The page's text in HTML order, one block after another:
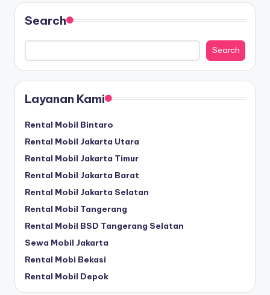
Search
Search
Layanan Kami
Rental Mobil Bintaro
Rental Mobil Jakarta Utara
Rental Mobil Jakarta Timur
Rental Mobil Jakarta Barat
Rental Mobil Jakarta Selatan
Rental Mobil Tangerang
Rental Mobil BSD Tangerang Selatan
Sewa Mobil Jakarta
Rental Mobi Bekasi
Rental Mobil Depok